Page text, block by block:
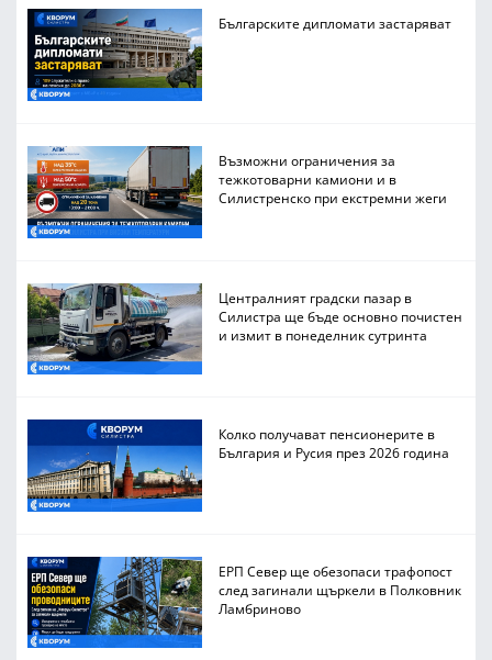
Българските дипломати застаряват
Възможни ограничения за
тежкотоварни камиони и в
Силистренско при екстремни жеги
Централният градски пазар в
Силистра ще бъде основно почистен
и измит в понеделник сутринта
Колко получават пенсионерите в
България и Русия през 2026 година
ЕРП Север ще обезопаси трафопост
след загинали щъркели в Полковник
Ламбриново